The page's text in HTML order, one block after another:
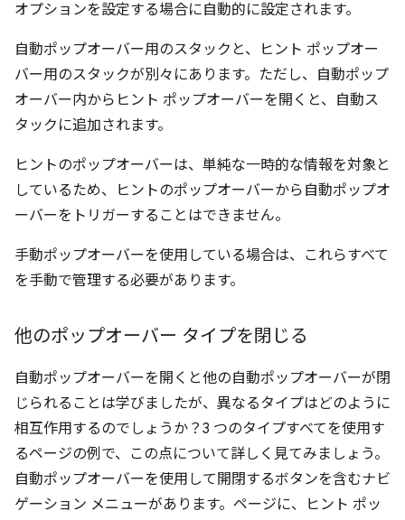
オプションを設定する場合に自動的に設定されます。
自動ポップオーバー用のスタックと、ヒント ポップオー
バー用のスタックが別々にあります。ただし、自動ポップ
オーバー内からヒント ポップオーバーを開くと、自動ス
タックに追加されます。
ヒントのポップオーバーは、単純な一時的な情報を対象と
しているため、ヒントのポップオーバーから自動ポップオ
ーバーをトリガーすることはできません。
手動ポップオーバーを使用している場合は、これらすべて
を手動で管理する必要があります。
他のポップオーバー タイプを閉じる
自動ポップオーバーを開くと他の自動ポップオーバーが閉
じられることは学びましたが、異なるタイプはどのように
相互作用するのでしょうか？3 つのタイプすべてを使用す
るページの例で、この点について詳しく見てみましょう。
自動ポップオーバーを使用して開閉するボタンを含むナビ
ゲーション メニューがあります。ページに、ヒント ポッ